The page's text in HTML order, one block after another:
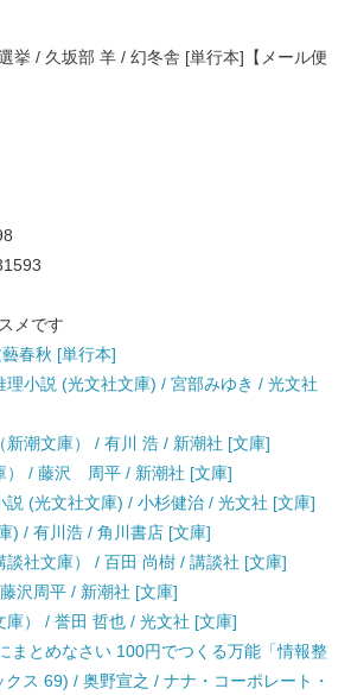
挙 / 久坂部 羊 / 幻冬舎 [単行本]【メール便
メです
春秋 [単行本]
理小説 (光文社文庫) / 宮部みゆき / 光文社
新潮文庫） / 有川 浩 / 新潮社 [文庫]
） / 藤沢 周平 / 新潮社 [文庫]
説 (光文社文庫) / 小杉健治 / 光文社 [文庫]
) / 有川浩 / 角川書店 [文庫]
談社文庫） / 百田 尚樹 / 講談社 [文庫]
沢周平 / 新潮社 [文庫]
庫） / 誉田 哲也 / 光文社 [文庫]
まとめなさい 100円でつくる万能「情報整
ス 69) / 奥野宣之 / ナナ・コーポレート・